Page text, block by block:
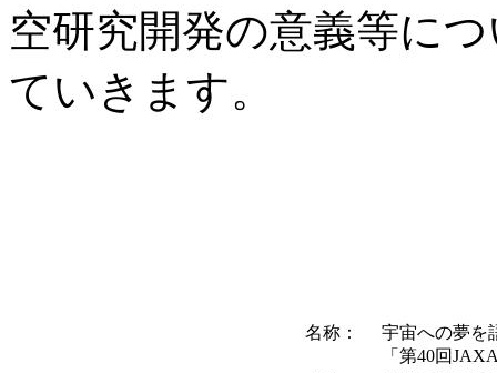
空研究開発の意義等に
ていきます。
名称：
宇宙への夢を
「第40回